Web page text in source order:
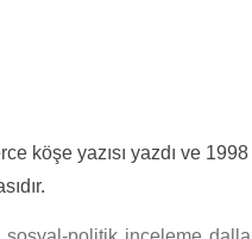
köşe yazısı yazdı ve